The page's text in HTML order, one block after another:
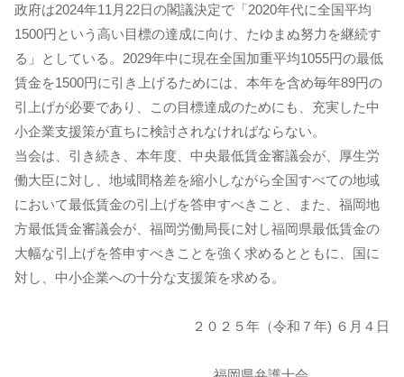
政府は2024年11月22日の閣議決定で「2020年代に全国平均
1500円という高い目標の達成に向け、たゆまぬ努力を継続す
る」としている。2029年中に現在全国加重平均1055円の最低
賃金を1500円に引き上げるためには、本年を含め毎年89円の
引上げが必要であり、この目標達成のためにも、充実した中
小企業支援策が直ちに検討されなければならない。
当会は、引き続き、本年度、中央最低賃金審議会が、厚生労
働大臣に対し、地域間格差を縮小しながら全国すべての地域
において最低賃金の引上げを答申すべきこと、また、福岡地
方最低賃金審議会が、福岡労働局長に対し福岡県最低賃金の
大幅な引上げを答申すべきことを強く求めるとともに、国に
対し、中小企業への十分な支援策を求める。
２０２５年（令和７年) ６月４日